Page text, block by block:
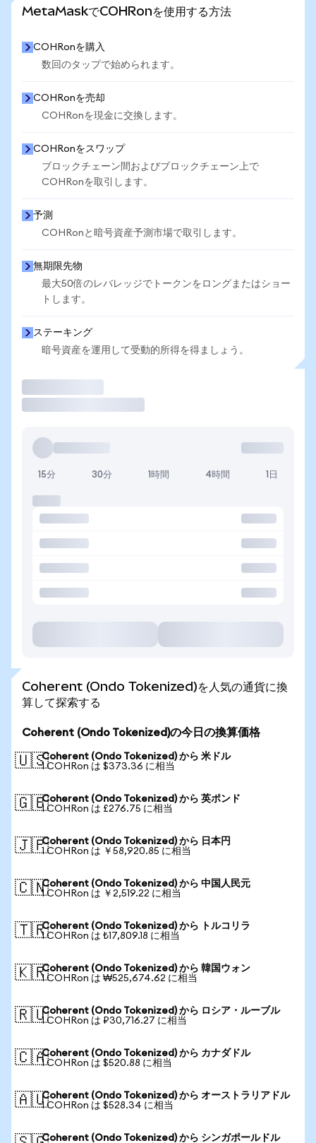
MetaMaskでCOHRonを使用する方法
COHRonを購入
数回のタップで始められます。
COHRonを売却
COHRonを現金に交換します。
COHRonをスワップ
ブロックチェーン間およびブロックチェーン上で
COHRonを取引します。
予測
COHRonと暗号資産予測市場で取引します。
無期限先物
最大50倍のレバレッジでトークンをロングまたはショー
トします。
ステーキング
暗号資産を運用して受動的所得を得ましょう。
15分 30分 1時間 4時間 1日
Coherent (Ondo Tokenized)を人気の通貨に換
算して探索する
Coherent (Ondo Tokenized)の今日の換算価格
🇺🇸Coherent (Ondo Tokenized) から 米ドル
1 COHRon は $373.36 に相当
🇬🇧Coherent (Ondo Tokenized) から 英ポンド
1 COHRon は £276.75 に相当
🇯🇵Coherent (Ondo Tokenized) から 日本円
1 COHRon は ￥58,920.85 に相当
🇨🇳Coherent (Ondo Tokenized) から 中国人民元
1 COHRon は ￥2,519.22 に相当
🇹🇷Coherent (Ondo Tokenized) から トルコリラ
1 COHRon は ₺17,809.18 に相当
🇰🇷Coherent (Ondo Tokenized) から 韓国ウォン
1 COHRon は ₩525,674.62 に相当
🇷🇺Coherent (Ondo Tokenized) から ロシア・ルーブル
1 COHRon は ₽30,716.27 に相当
🇨🇦Coherent (Ondo Tokenized) から カナダドル
1 COHRon は $520.88 に相当
🇦🇺Coherent (Ondo Tokenized) から オーストラリアドル
1 COHRon は $528.34 に相当
Coherent (Ondo Tokenized) から シンガポールドル